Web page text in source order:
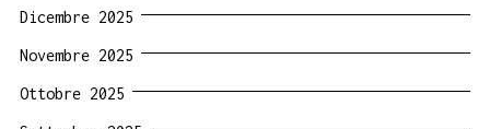
Dicembre 2025
Novembre 2025
Ottobre 2025